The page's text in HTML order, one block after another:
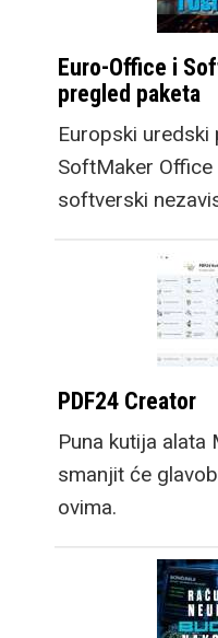
Euro-Office i
pregled paketa
Europski uredski
SoftMaker
softverski
PDF24 Creator
Puna kutija
smanjit će
ovima.